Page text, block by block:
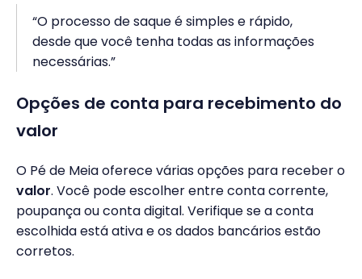
“O processo de saque é simples e rápido,
desde que você tenha todas as informações
necessárias.”
Opções de conta para recebimento do
valor
O Pé de Meia oferece várias opções para receber o
valor. Você pode escolher entre conta corrente,
poupança ou conta digital. Verifique se a conta
escolhida está ativa e os dados bancários estão
corretos.